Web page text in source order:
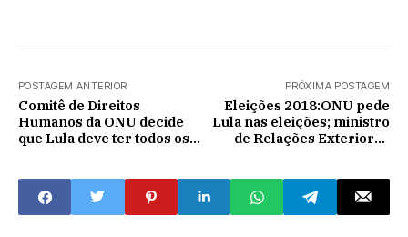
POSTAGEM ANTERIOR
Comitê de Direitos
Humanos da ONU decide
que Lula deve ter todos os
PRÓXIMA POSTAGEM
Eleições 2018:ONU pede
Lula nas eleições; ministro
de Relações Exteriores